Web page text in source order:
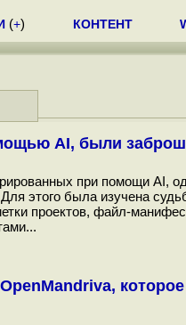
(+) КОНТЕНТ
AI, были
при помощи AI,
этого была изучена
проектов, файл-